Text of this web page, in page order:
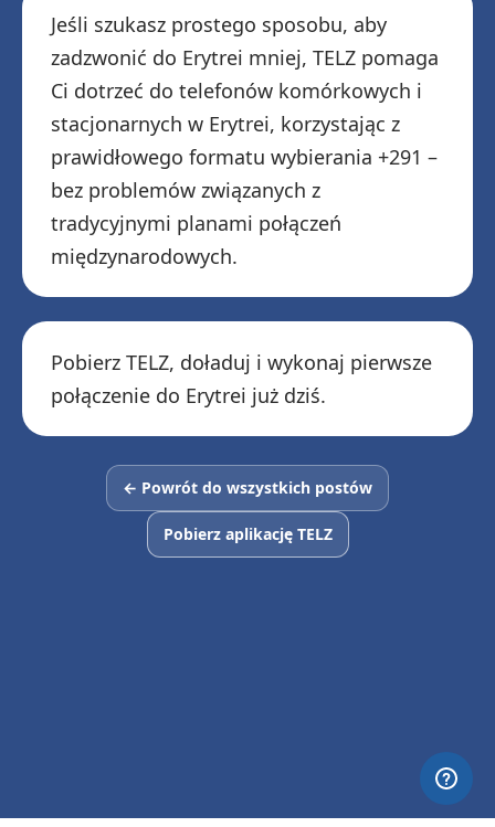
Jeśli szukasz prostego sposobu, aby
zadzwonić do Erytrei mniej, TELZ pomaga
Ci dotrzeć do telefonów komórkowych i
stacjonarnych w Erytrei, korzystając z
prawidłowego formatu wybierania +291 –
bez problemów związanych z
tradycyjnymi planami połączeń
międzynarodowych.
Pobierz TELZ, doładuj i wykonaj pierwsze
połączenie do Erytrei już dziś.
← Powrót do wszystkich postów
Pobierz aplikację TELZ